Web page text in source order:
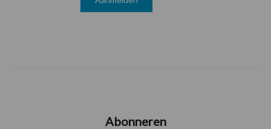
Abonneren